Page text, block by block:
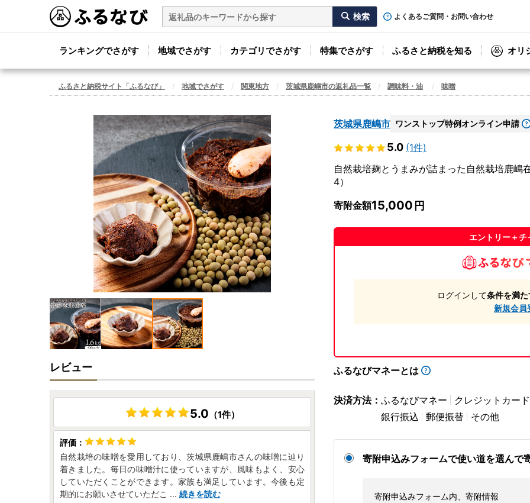
よくあるご質問・お問い合わせ
ランキングでさがす 地域でさがす カテゴリでさがす 特集でさがす ふるさと納税を知る オリ
ふるさと納税サイト「ふるなび」 地域でさがす 関東地方 茨城県鹿嶋市の返礼品一覧 調味料・油 味噌
茨城県鹿嶋市 ワンストップ特例オンライン申請
5.0 (1件)
自然栽培麹とうまみが詰まった自然栽培鹿
4）
寄附金額15,000
エントリー＋チ
ログインして条件を満た
新規会員
ふるなびマネーとは
決済方法： ふるなびマネー クレジットカード
銀行振込
郵便振替 その他
寄附申込みフォームで使い道を選んで
寄附申込みフォーム内、寄附情報
レビュー
5.0 （1件）
自然栽培の味噌を愛用しており、茨城県鹿嶋市さんの味噌に辿り
着きました。毎日の味噌汁に使っていますが、風味もよく、安心
していただくことができます。家族も満足しています。今後も定
期的にお願いさせていただこ ... 続きを読む